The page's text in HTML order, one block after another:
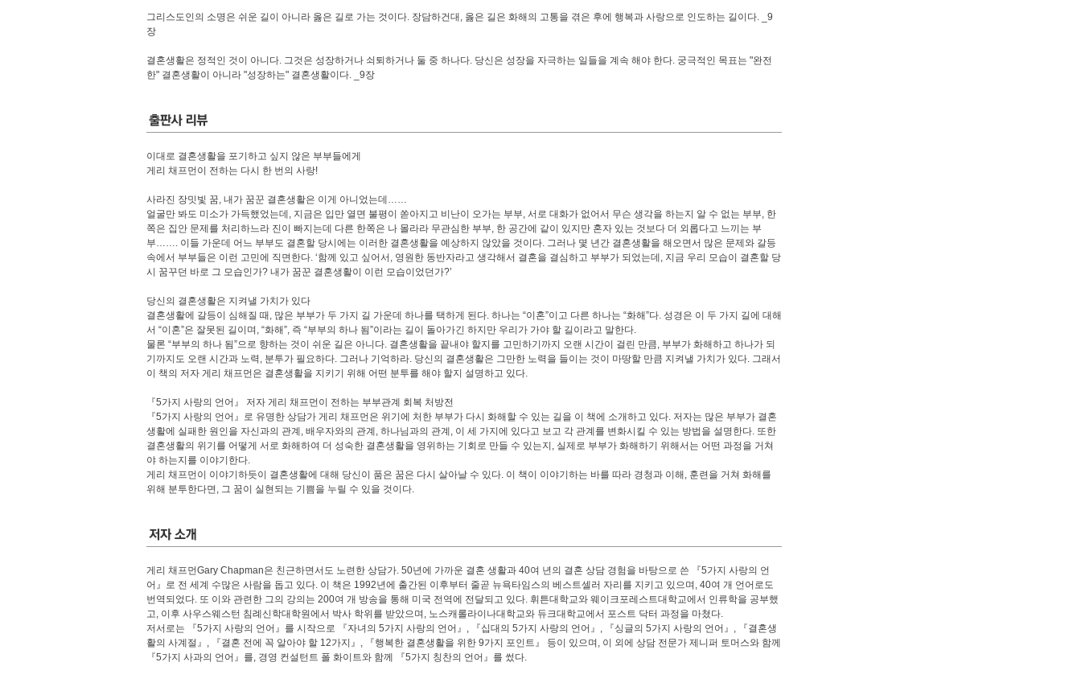
그리스도인의 소명은 쉬운 길이 아니라 옳은 길로 가는 것이다. 장담하건대, 옳은 길은 화해의 고통을 겪은 후에 행복과 사랑으로 인도하는 길이다. _9
장
결혼생활은 정적인 것이 아니다. 그것은 성장하거나 쇠퇴하거나 둘 중 하나다. 당신은 성장을 자극하는 일들을 계속 해야 한다. 궁극적인 목표는 "완전
한" 결혼생활이 아니라 "성장하는" 결혼생활이다. _9장
이대로 결혼생활을 포기하고 싶지 않은 부부들에게
게리 채프먼이 전하는 다시 한 번의 사랑!
사라진 장밋빛 꿈, 내가 꿈꾼 결혼생활은 이게 아니었는데……
얼굴만 봐도 미소가 가득했었는데, 지금은 입만 열면 불평이 쏟아지고 비난이 오가는 부부, 서로 대화가 없어서 무슨 생각을 하는지 알 수 없는 부부, 한
쪽은 집안 문제를 처리하느라 진이 빠지는데 다른 한쪽은 나 몰라라 무관심한 부부, 한 공간에 같이 있지만 혼자 있는 것보다 더 외롭다고 느끼는 부
부……. 이들 가운데 어느 부부도 결혼할 당시에는 이러한 결혼생활을 예상하지 않았을 것이다. 그러나 몇 년간 결혼생활을 해오면서 많은 문제와 갈등
속에서 부부들은 이런 고민에 직면한다. ‘함께 있고 싶어서, 영원한 동반자라고 생각해서 결혼을 결심하고 부부가 되었는데, 지금 우리 모습이 결혼할 당
시 꿈꾸던 바로 그 모습인가? 내가 꿈꾼 결혼생활이 이런 모습이었던가?’
당신의 결혼생활은 지켜낼 가치가 있다
결혼생활에 갈등이 심해질 때, 많은 부부가 두 가지 길 가운데 하나를 택하게 된다. 하나는 “이혼”이고 다른 하나는 “화해”다. 성경은 이 두 가지 길에 대해
서 “이혼”은 잘못된 길이며, “화해”, 즉 “부부의 하나 됨”이라는 길이 돌아가긴 하지만 우리가 가야 할 길이라고 말한다.
물론 “부부의 하나 됨”으로 향하는 것이 쉬운 길은 아니다. 결혼생활을 끝내야 할지를 고민하기까지 오랜 시간이 걸린 만큼, 부부가 화해하고 하나가 되
기까지도 오랜 시간과 노력, 분투가 필요하다. 그러나 기억하라. 당신의 결혼생활은 그만한 노력을 들이는 것이 마땅할 만큼 지켜낼 가치가 있다. 그래서
이 책의 저자 게리 채프먼은 결혼생활을 지키기 위해 어떤 분투를 해야 할지 설명하고 있다.
『5가지 사랑의 언어』 저자 게리 채프먼이 전하는 부부관계 회복 처방전
『5가지 사랑의 언어』로 유명한 상담가 게리 채프먼은 위기에 처한 부부가 다시 화해할 수 있는 길을 이 책에 소개하고 있다. 저자는 많은 부부가 결혼
생활에 실패한 원인을 자신과의 관계, 배우자와의 관계, 하나님과의 관계, 이 세 가지에 있다고 보고 각 관계를 변화시킬 수 있는 방법을 설명한다. 또한
결혼생활의 위기를 어떻게 서로 화해하여 더 성숙한 결혼생활을 영위하는 기회로 만들 수 있는지, 실제로 부부가 화해하기 위해서는 어떤 과정을 거쳐
야 하는지를 이야기한다.
게리 채프먼이 이야기하듯이 결혼생활에 대해 당신이 품은 꿈은 다시 살아날 수 있다. 이 책이 이야기하는 바를 따라 경청과 이해, 훈련을 거쳐 화해를
위해 분투한다면, 그 꿈이 실현되는 기쁨을 누릴 수 있을 것이다.
게리 채프먼Gary Chapman은 친근하면서도 노련한 상담가. 50년에 가까운 결혼 생활과 40여 년의 결혼 상담 경험을 바탕으로 쓴 『5가지 사랑의 언
어』로 전 세계 수많은 사람을 돕고 있다. 이 책은 1992년에 출간된 이후부터 줄곧 뉴욕타임스의 베스트셀러 자리를 지키고 있으며, 40여 개 언어로도
번역되었다. 또 이와 관련한 그의 강의는 200여 개 방송을 통해 미국 전역에 전달되고 있다. 휘튼대학교와 웨이크포레스트대학교에서 인류학을 공부했
고, 이후 사우스웨스턴 침례신학대학원에서 박사 학위를 받았으며, 노스캐롤라이나대학교와 듀크대학교에서 포스트 닥터 과정을 마쳤다.
저서로는 『5가지 사랑의 언어』를 시작으로 『자녀의 5가지 사랑의 언어』, 『십대의 5가지 사랑의 언어』, 『싱글의 5가지 사랑의 언어』, 『결혼생
활의 사계절』, 『결혼 전에 꼭 알아야 할 12가지』, 『행복한 결혼생활을 위한 9가지 포인트』 등이 있으며, 이 외에 상담 전문가 제니퍼 토머스와 함께
『5가지 사과의 언어』를, 경영 컨설턴트 폴 화이트와 함께 『5가지 칭찬의 언어』를 썼다.